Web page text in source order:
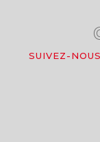
SUIVEZ-